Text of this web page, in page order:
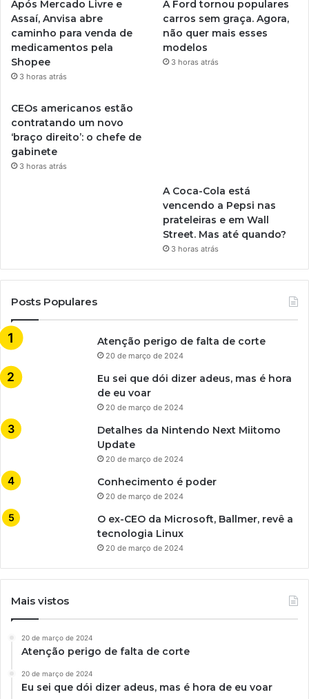
Após Mercado Livre e
Assaí, Anvisa abre
caminho para venda de
medicamentos pela
Shopee
3 horas atrás
A Ford tornou populares
carros sem graça. Agora,
não quer mais esses
modelos
3 horas atrás
CEOs americanos estão
contratando um novo
‘braço direito’: o chefe de
gabinete
3 horas atrás
A Coca-Cola está
vencendo a Pepsi nas
prateleiras e em Wall
Street. Mas até quando?
3 horas atrás
Posts Populares
Atenção perigo de falta de corte
20 de março de 2024
Eu sei que dói dizer adeus, mas é hora
de eu voar
20 de março de 2024
Detalhes da Nintendo Next Miitomo
Update
20 de março de 2024
Conhecimento é poder
20 de março de 2024
O ex-CEO da Microsoft, Ballmer, revê a
tecnologia Linux
20 de março de 2024
Mais vistos
20 de março de 2024
Atenção perigo de falta de corte
20 de março de 2024
Eu sei que dói dizer adeus, mas é hora de eu voar